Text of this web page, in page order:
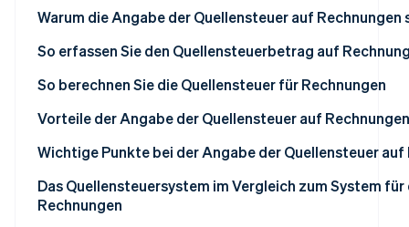
Die wichtigsten Arten von Vergütungen und
Warum die Angabe der Quellensteuer auf Rechnungen
So erfassen Sie den Quellensteuerbetrag auf
So berechnen Sie die Quellensteuer für Rechnungen
Wenn die Zwischensumme 1 Million Yen oder weniger
Wenn die Rechnung mehr als 1 Million Yen beträgt
Vorteile der Angabe der Quellensteuer auf Rechnungen
Die Überprüfung der Zahlungsbeträge verläuft
Die Überprüfung bei der Einreichung der
Wichtige Punkte bei der Angabe der Quellensteuer auf
Sicherstellen, ob der Vergütungsbetrag als inklusive
Steuer behandelt werden soll
Das Quellensteuersystem im Vergleich zum System
Rechnungen